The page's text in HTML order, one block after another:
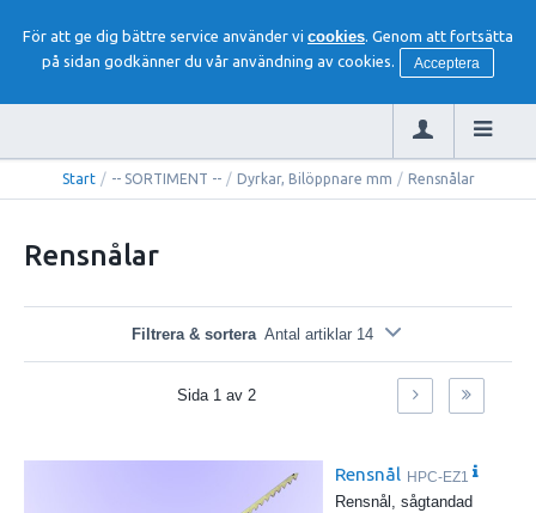
För att ge dig bättre service använder vi cookies. Genom att fortsätta
på sidan godkänner du vår användning av cookies.
Acceptera
Start / -- SORTIMENT -- / Dyrkar, Bilöppnare mm / Rensnålar
Rensnålar
Filtrera & sortera Antal artiklar 14
Sida 1 av 2
Rensnål HPC-EZ1
Rensnål, sågtandad